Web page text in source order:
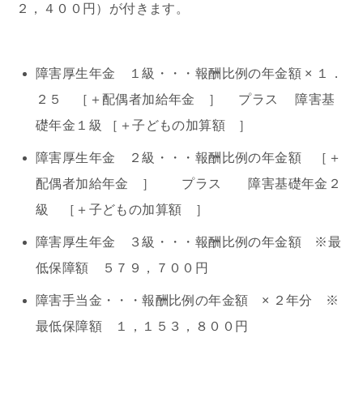
２，４００円）が付きます。
障害厚生年金 １級・・・報酬比例の年金額 × １．
２５ ［＋配偶者加給年金 ］ プラス 障害基
礎年金１級 ［＋子どもの加算額 ］
障害厚生年金 ２級・・・報酬比例の年金額 ［＋
配偶者加給年金 ］ プラス 障害基礎年金２
級 ［＋子どもの加算額 ］
障害厚生年金 ３級・・・報酬比例の年金額 ※最
低保障額 ５７９，７００円
障害手当金・・・報酬比例の年金額 × ２年分 ※
最低保障額 １，１５３，８００円